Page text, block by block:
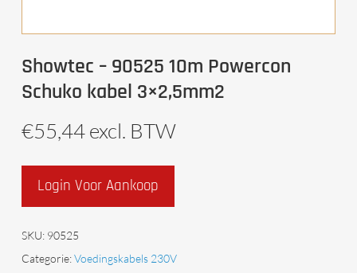
Showtec – 90525 10m Powercon
Schuko kabel 3×2,5mm2
€55,44excl. BTW
Login Voor Aankoop
SKU: 90525
Categorie:Voedingskabels 230V